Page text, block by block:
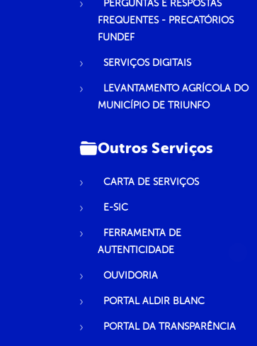
PERGUNTAS E RESPOSTAS
FREQUENTES - PRECATÓRIOS
FUNDEF
SERVIÇOS DIGITAIS
LEVANTAMENTO AGRÍCOLA DO
MUNICÍPIO DE TRIUNFO
Outros Serviços
CARTA DE SERVIÇOS
E-SIC
FERRAMENTA DE
AUTENTICIDADE
OUVIDORIA
PORTAL ALDIR BLANC
PORTAL DA TRANSPARÊNCIA